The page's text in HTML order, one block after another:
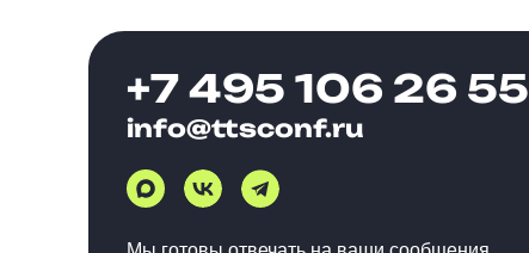
+7 495 106 26 55
info@ttsconf.ru